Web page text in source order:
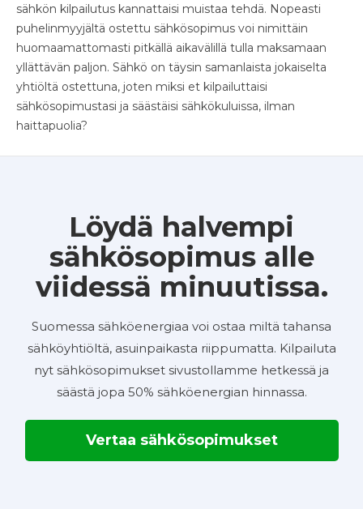
sähkön kilpailutus kannattaisi muistaa tehdä. Nopeasti
puhelinmyyjältä ostettu sähkösopimus voi nimittäin
huomaamattomasti pitkällä aikavälillä tulla maksamaan
yllättävän paljon. Sähkö on täysin samanlaista jokaiselta
yhtiöltä ostettuna, joten miksi et kilpailuttaisi
sähkösopimustasi ja säästäisi sähkökuluissa, ilman
haittapuolia?
Löydä halvempi
sähkösopimus alle
viidessä minuutissa.
Suomessa sähköenergiaa voi ostaa miltä tahansa
sähköyhtiöltä, asuinpaikasta riippumatta. Kilpailuta
nyt sähkösopimukset sivustollamme hetkessä ja
säästä jopa 50% sähköenergian hinnassa.
Vertaa sähkösopimukset